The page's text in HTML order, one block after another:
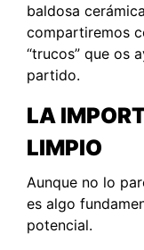
baldosa
compartiremos
“trucos” que os
partido.
LA
LIMPIO
Aunque no lo
es algo
potencial.